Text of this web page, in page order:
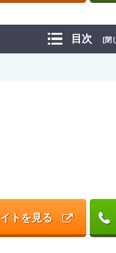
目次 [閉
トを見る